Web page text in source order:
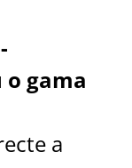
gama
a